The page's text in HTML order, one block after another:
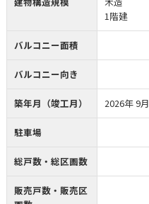
1階建
バルコニー面積
バルコニー向き
築年月（竣工月） 2026年 9月
駐車場
総戸数・総区画数
販売戸数・販売区